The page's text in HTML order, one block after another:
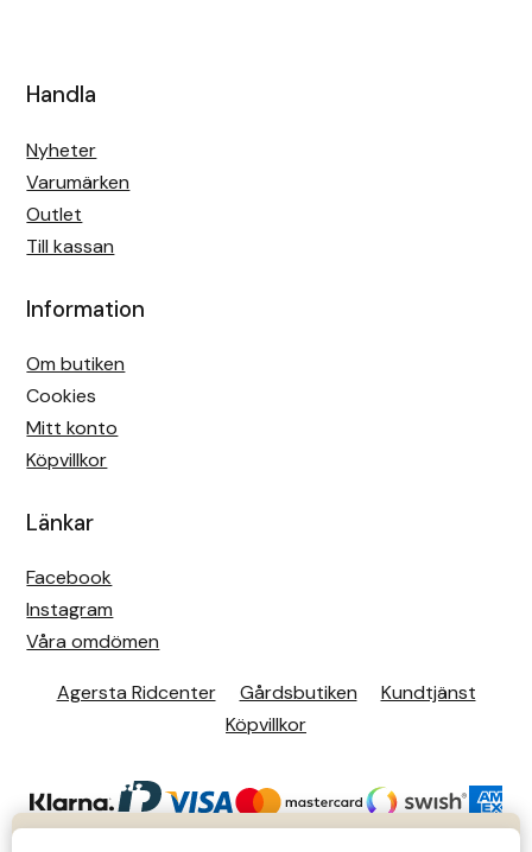
Handla
Nyheter
Varumärken
Outlet
Till kassan
Information
Om butiken
Cookies
Mitt konto
Köpvillkor
Länkar
Facebook
Instagram
Våra omdömen
Agersta Ridcenter Gårdsbutiken
Kundtjänst
Köpvillkor
Equipage
Eric LeTixerant
Eskadron
Fákur Rideudstyr
Fleck
Freyja
Furminator
G Boots
Globus Sport
Gysinge